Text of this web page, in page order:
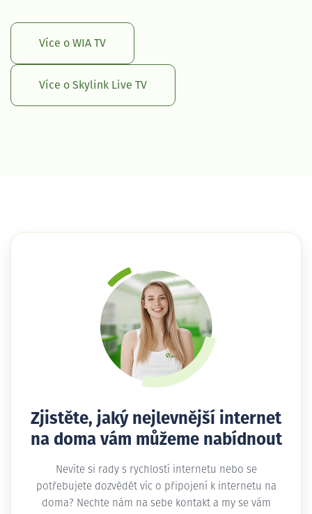
Více o WIA TV
Více o Skylink Live TV
Zjistěte, jaký nejlevnější internet
na doma vám můžeme nabídnout
Nevíte si rady s rychlostí internetu nebo se
potřebujete dozvědět víc o připojení k internetu na
doma? Nechte nám na sebe kontakt a my se vám